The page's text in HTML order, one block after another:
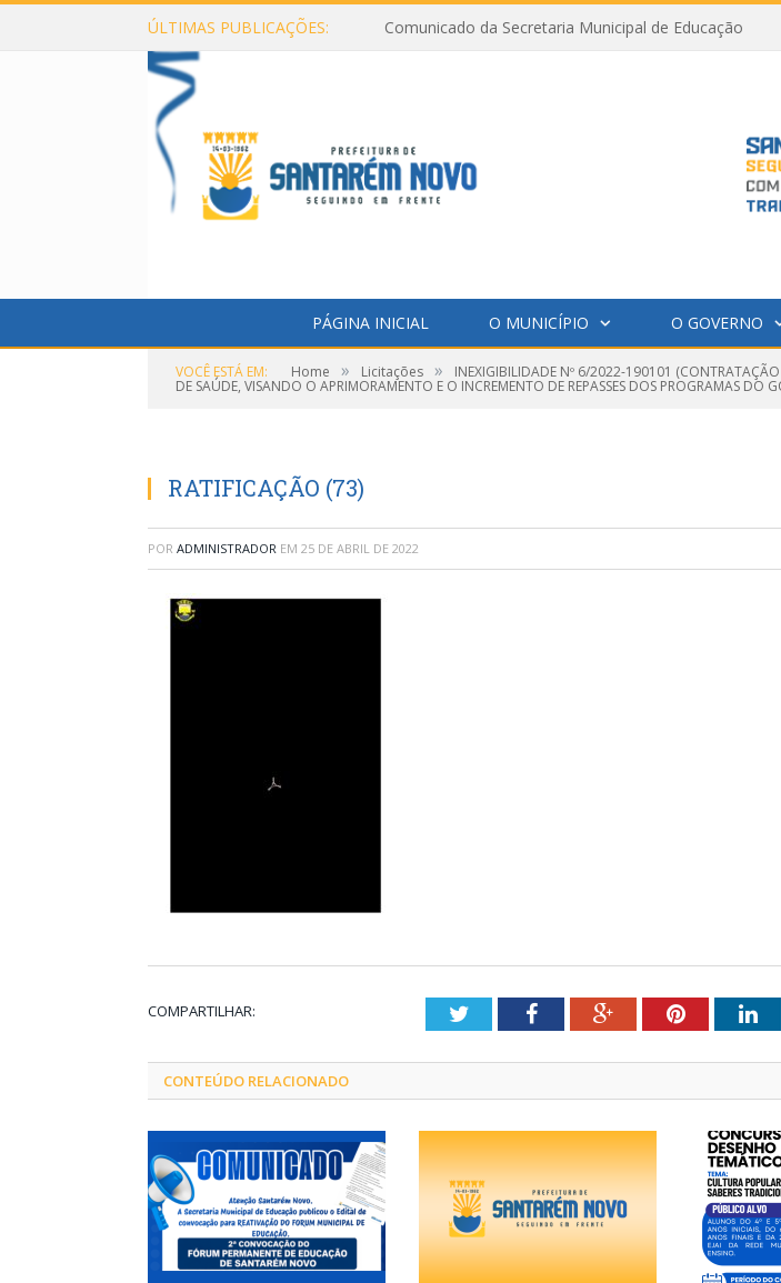
ÚLTIMAS PUBLICAÇÕES: Comunicado da Secretaria Municipal de Educação
PÁGINA INICIAL O MUNICÍPIO O GOVERNO
VOCÊ ESTÁ EM: Home » Licitações » INEXIGIBILIDADE Nº 6/2022-190101 (CONTRATAÇÃO
DE SAÚDE, VISANDO O APRIMORAMENTO E O INCREMENTO DE REPASSES DOS PROGRAMAS DO
RATIFICAÇÃO (73)
POR ADMINISTRADOR EM 25 DE ABRIL DE 2022
COMPARTILHAR: TwitterFacebookGoogle+Pinterest
CONTEÚDO RELACIONADO